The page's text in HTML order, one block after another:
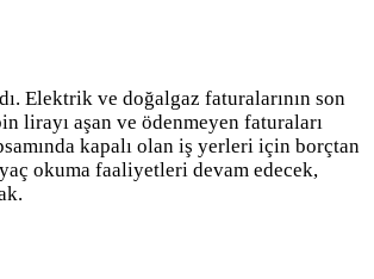
Elektrik ve doğalgaz faturalarının son
lirayı aşan ve ödenmeyen faturaları
kapalı olan iş yerleri için borçtan
okuma faaliyetleri devam edecek,